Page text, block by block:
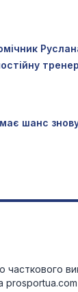
шанс
часткового